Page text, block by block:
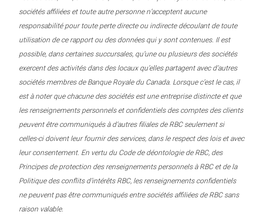
sociétés affiliées et toute autre personne n’acceptent aucune
responsabilité pour toute perte directe ou indirecte découlant de toute
utilisation de ce rapport ou des données qui y sont contenues. Il est
possible, dans certaines succursales, qu’une ou plusieurs des sociétés
exercent des activités dans des locaux qu’elles partagent avec d’autres
sociétés membres de Banque Royale du Canada. Lorsque c’est le cas, il
est à noter que chacune des sociétés est une entreprise distincte et que
les renseignements personnels et confidentiels des comptes des clients
peuvent être communiqués à d’autres filiales de RBC seulement si
celles-ci doivent leur fournir des services, dans le respect des lois et avec
leur consentement. En vertu du Code de déontologie de RBC, des
Principes de protection des renseignements personnels à RBC et de la
Politique des conflits d’intérêts RBC, les renseignements confidentiels
ne peuvent pas être communiqués entre sociétés affiliées de RBC sans
raison valable.